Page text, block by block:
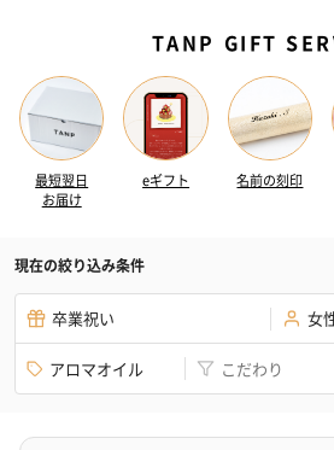
TANP GIFT
最短翌日
お届け
eギフト 名前の刻印
現在の絞り込み条件
卒業祝い 女
アロマオイル こだわり